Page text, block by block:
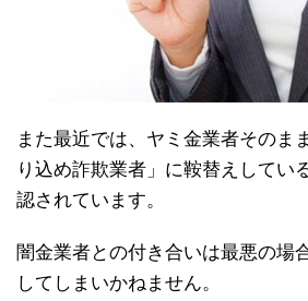
また最近では、ヤミ金業者そのま
り込め詐欺業者」に鞍替えしてい
認されています。
闇金業者との付き合いは最悪の場
してしまいかねません。